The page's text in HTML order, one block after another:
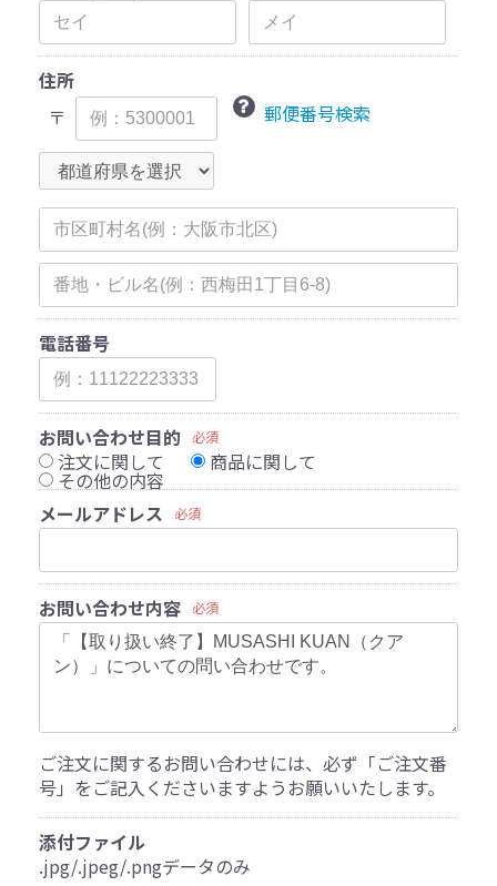
住所
〒
郵便番号検索
電話番号
お問い合わせ目的 必須
注文に関して 商品に関して
その他の内容
メールアドレス
必須
お問い合わせ内容 必須
ご注文に関するお問い合わせには、必ず「ご注文番
号」をご記入くださいますようお願いいたします。
添付ファイル
.jpg/.jpeg/.pngデータのみ